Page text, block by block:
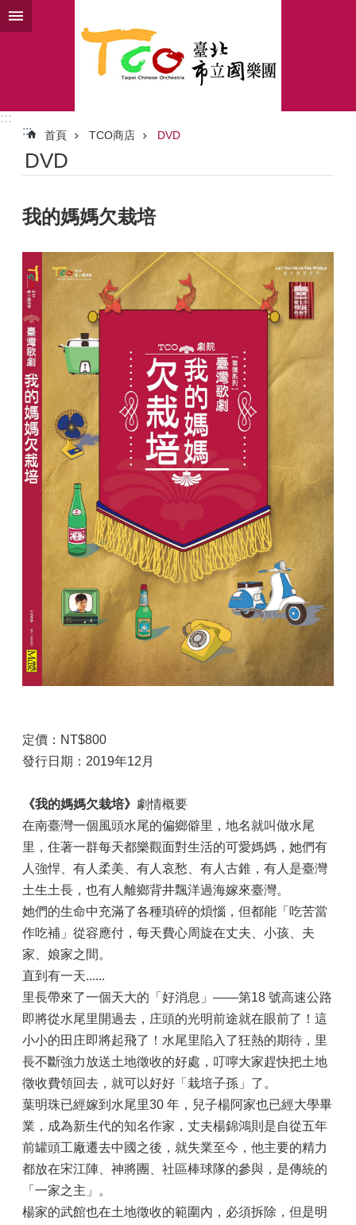
跳到主要內容區塊
:::
::: 首頁 TCO商店 DVD
DVD
我的媽媽欠栽培
定價：NT$800
發行日期：2019年12月
《我的媽媽欠栽培》 劇情概要
在南臺灣一個風頭水尾的偏鄉僻里，地名就叫做水尾
里，住著一群每天都樂觀面對生活的可愛媽媽，她們有
人強悍、有人柔美、有人哀愁、有人古錐，有人是臺灣
土生土長，也有人離鄉背井飄洋過海嫁來臺灣。
她們的生命中充滿了各種瑣碎的煩惱，但都能「吃苦當
作吃補」從容應付，每天費心周旋在丈夫、小孩、夫
家、娘家之間。
直到有一天......
里長帶來了一個天大的「好消息」——第18 號高速公路
即將從水尾里開過去，庄頭的光明前途就在眼前了！這
小小的田庄即將起飛了！水尾里陷入了狂熱的期待，里
長不斷強力放送土地徵收的好處，叮嚀大家趕快把土地
徵收費領回去，就可以好好「栽培子孫」了。
葉明珠已經嫁到水尾里30 年，兒子楊阿家也已經大學畢
業，成為新生代的知名作家，丈夫楊錦鴻則是自從五年
前罐頭工廠遷去中國之後，就失業至今，他主要的精力
都放在宋江陣、神將團、社區棒球隊的參與，是傳統的
「一家之主」。
楊家的武館也在土地徵收的範圍內，必須拆除，但是明